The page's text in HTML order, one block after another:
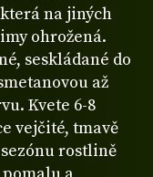
na jiných
ohrožená.
seskládané do
až
Kvete 6-8
vejčité, tmavě
rostlině